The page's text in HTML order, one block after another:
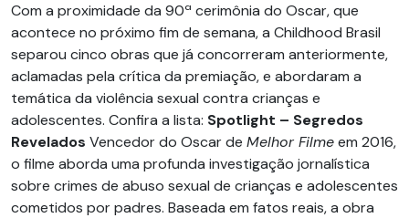
Com a proximidade da 90ª cerimônia do Oscar, que
acontece no próximo fim de semana, a Childhood Brasil
separou cinco obras que já concorreram anteriormente,
aclamadas pela crítica da premiação, e abordaram a
temática da violência sexual contra crianças e
adolescentes. Confira a lista: Spotlight – Segredos
Revelados Vencedor do Oscar de Melhor Filmeem 2016,
o filme aborda uma profunda investigação jornalística
sobre crimes de abuso sexual de crianças e adolescentes
cometidos por padres. Baseada em fatos reais, a obra